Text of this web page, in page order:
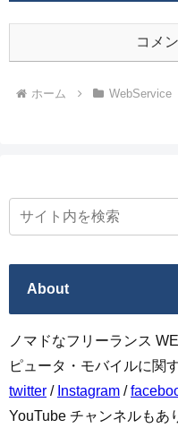
コメ
ホーム WebService
About
ノマドなフリーランス
ピュータ・モバイルに関
twitter / Instagram /
YouTube チャンネルもあ